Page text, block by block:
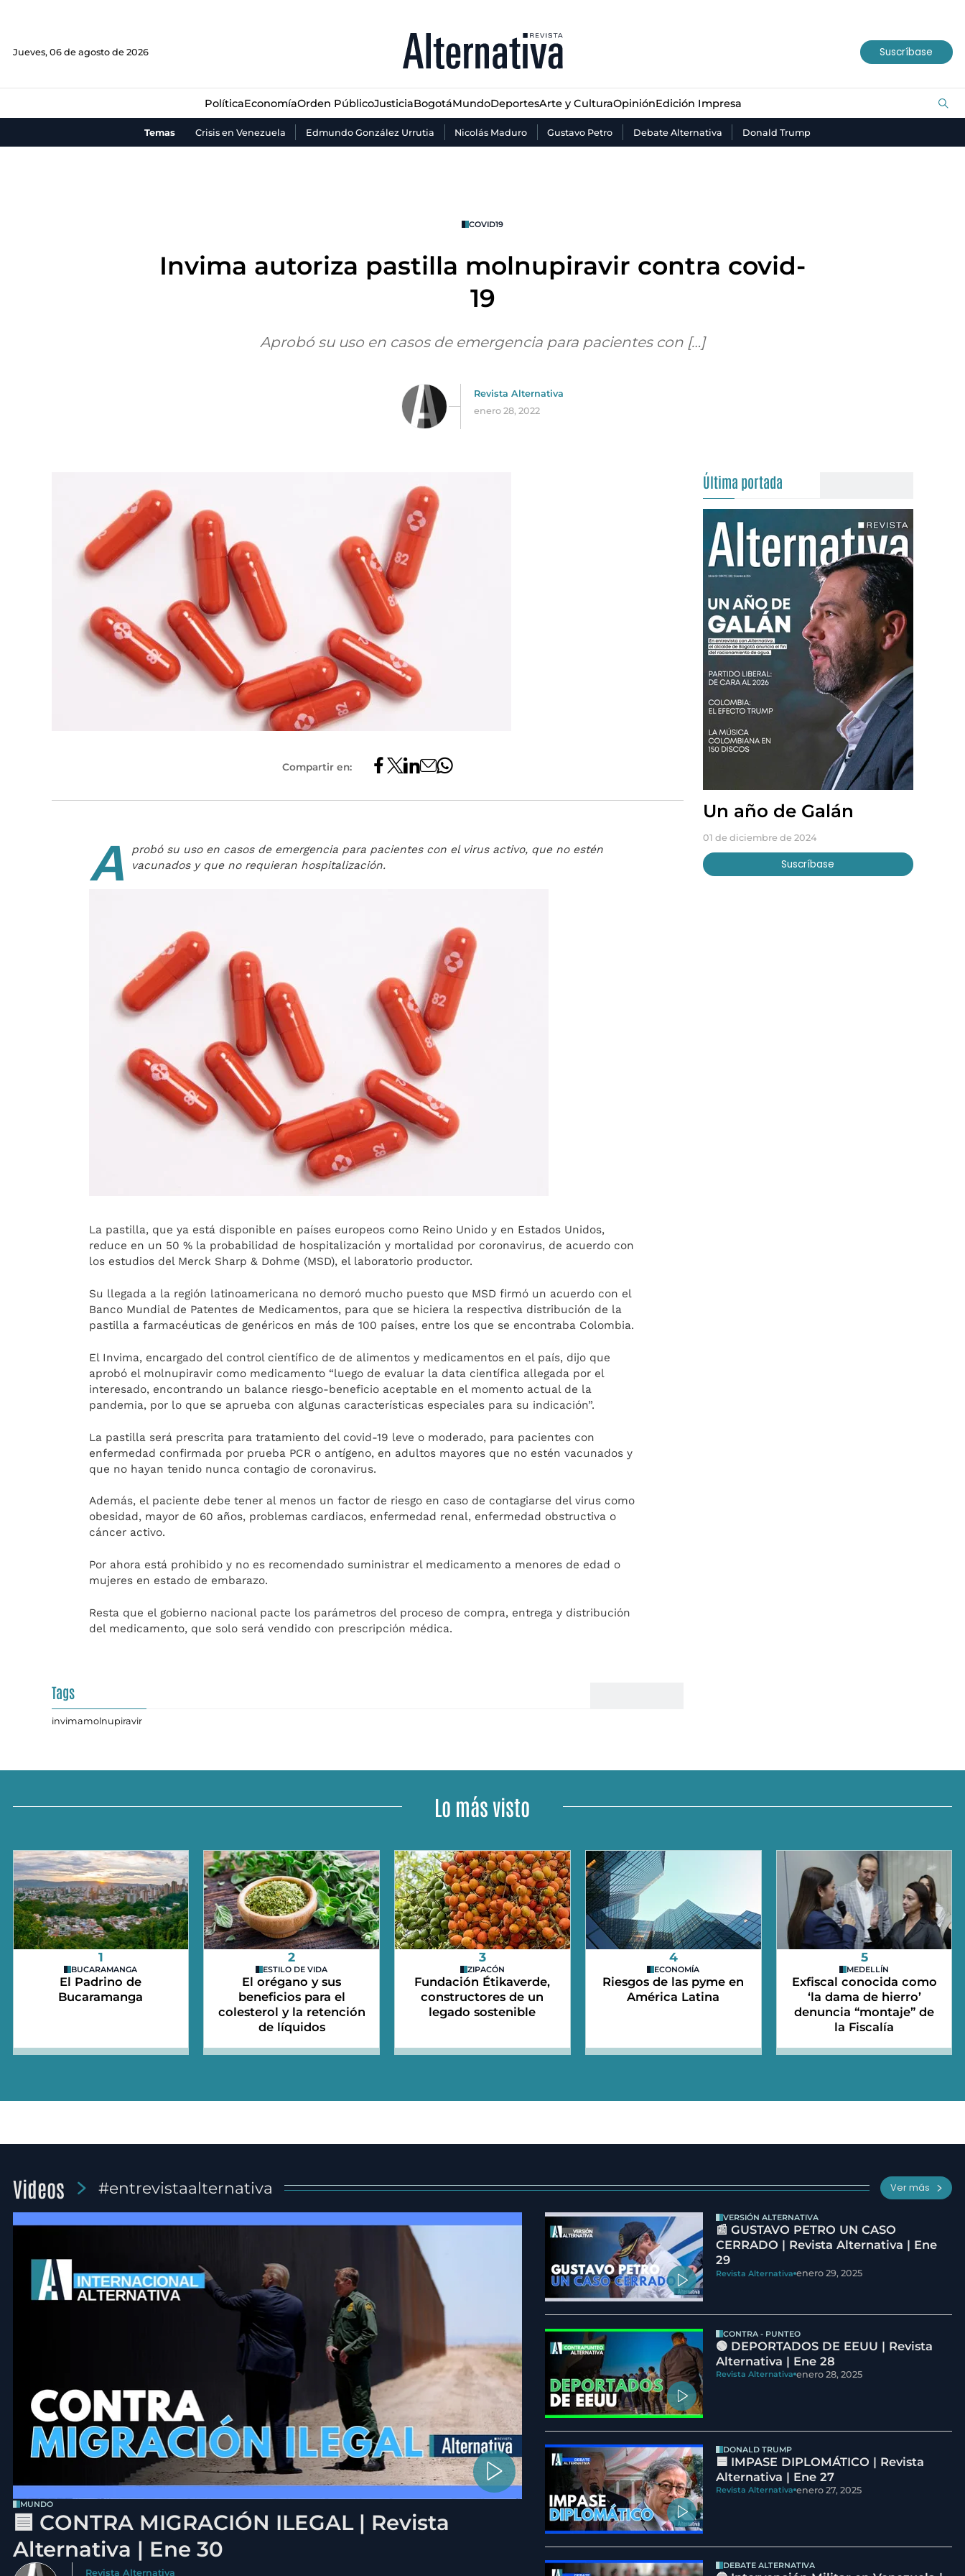
Jueves, 06 de agosto de 2026 Suscríbase
PolíticaEconomíaOrden PúblicoJusticiaBogotáMundoDeportesArte y CulturaOpiniónEdición Impresa
Temas Crisis en Venezuela Edmundo González Urrutia Nicolás Maduro Gustavo Petro Debate Alternativa Donald Trump
JusticiaBogotáMundo Deportes Arte y Cultura
COVID19
Invima autoriza pastilla molnupiravir contra covid-
19
Aprobó su uso en casos de emergencia para pacientes con […]
Revista Alternativa
enero 28, 2022
Compartir en:
A
probó su uso en casos de emergencia para pacientes con el virus activo, que no estén
vacunados y que no requieran hospitalización.
La pastilla, que ya está disponible en países europeos como Reino Unido y en Estados Unidos,
reduce en un 50 % la probabilidad de hospitalización y mortalidad por coronavirus, de acuerdo con
los estudios del Merck Sharp & Dohme (MSD), el laboratorio productor.
Su llegada a la región latinoamericana no demoró mucho puesto que MSD firmó un acuerdo con el
Banco Mundial de Patentes de Medicamentos, para que se hiciera la respectiva distribución de la
pastilla a farmacéuticas de genéricos en más de 100 países, entre los que se encontraba Colombia.
El Invima, encargado del control científico de de alimentos y medicamentos en el país, dijo que
aprobó el molnupiravir como medicamento “luego de evaluar la data científica allegada por el
interesado, encontrando un balance riesgo-beneficio aceptable en el momento actual de la
pandemia, por lo que se aprueba con algunas características especiales para su indicación”.
La pastilla será prescrita para tratamiento del covid-19 leve o moderado, para pacientes con
enfermedad confirmada por prueba PCR o antígeno, en adultos mayores que no estén vacunados y
que no hayan tenido nunca contagio de coronavirus.
Además, el paciente debe tener al menos un factor de riesgo en caso de contagiarse del virus como
obesidad, mayor de 60 años, problemas cardiacos, enfermedad renal, enfermedad obstructiva o
cáncer activo.
Por ahora está prohibido y no es recomendado suministrar el medicamento a menores de edad o
mujeres en estado de embarazo.
Resta que el gobierno nacional pacte los parámetros del proceso de compra, entrega y distribución
del medicamento, que solo será vendido con prescripción médica.
Tags
invimamolnupiravir
Última portada
Un año de Galán
01 de diciembre de 2024
Suscríbase
Lo más visto
1
BUCARAMANGA
El Padrino de
Bucaramanga
2
ESTILO DE VIDA
El orégano y sus
beneficios para el
colesterol y la retención
de líquidos
3
ZIPACÓN
Fundación Étikaverde,
constructores de un
legado sostenible
4
ECONOMÍA
Riesgos de las pyme en
América Latina
5
MEDELLÍN
Exfiscal conocida como
‘la dama de hierro’
denuncia “montaje” de
la Fiscalía
Videos #entrevistaalternativa Ver más
MUNDO
🟦 CONTRA MIGRACIÓN ILEGAL | Revista
Alternativa | Ene 30
Revista Alternativa
VERSIÓN ALTERNATIVA
📰 GUSTAVO PETRO UN CASO
CERRADO | Revista Alternativa | Ene
29
Revista Alternativa enero 29, 2025
CONTRA - PUNTEO
🟢 DEPORTADOS DE EEUU | Revista
Alternativa | Ene 28
Revista Alternativa enero 28, 2025
DONALD TRUMP
🟦 IMPASE DIPLOMÁTICO | Revista
Alternativa | Ene 27
Revista Alternativa enero 27, 2025
DEBATE ALTERNATIVA